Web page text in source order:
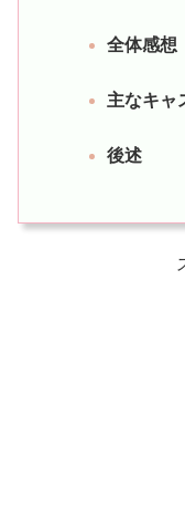
全体感想
主なキャ
後述